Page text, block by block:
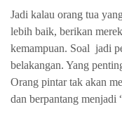
Jadi kalau orang tua
lebih baik, berikan
kemampuan. Soal jadi
belakangan. Yang
Orang pintar tak akan
dan berpantang menjadi